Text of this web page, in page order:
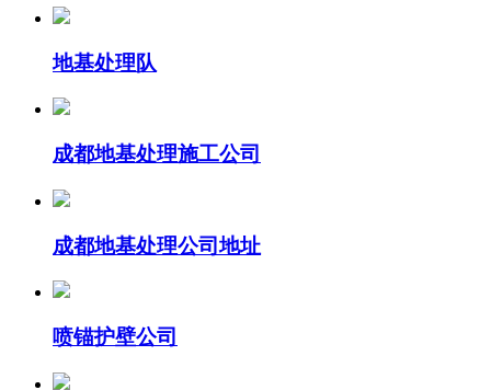
地基处理队
成都地基处理施工公司
成都地基处理公司地址
喷锚护壁公司